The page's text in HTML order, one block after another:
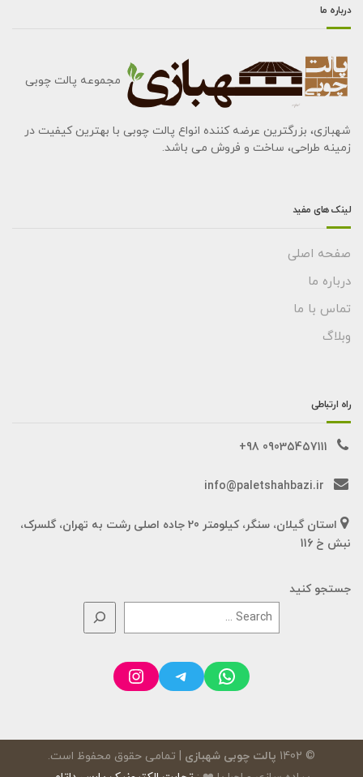
درباره ما
مجموعه پالت چوبی
شهبازی، بزرگترین عرضه کننده انواع پالت چوبی با بهترین کیفیت در
زمینه طراحی، ساخت و فروش می باشد.
لینک های مفید
صفحه اصلی
درباره ما
تماس با ما
وبلاگ
راه ارتباطی
09035457111 98+
info@paletshahbazi.ir
استان گیلان، سنگر، کیلومتر 20 جاده اصلی رشت به تهران، گلسرک،
نبش خ 116
جستجو کنید
WhatsApp
Telegram
Instagram
© 1402 پالت چوبی شهبازی | تمامی حقوق محفوظ است.